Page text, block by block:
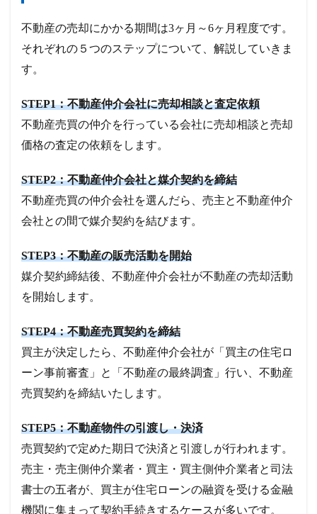
不動産の売却にかかる期間は3ヶ月～6ヶ月程度です。
それぞれの５つのステップについて、解説していきま
す。
STEP1：不動産仲介会社に売却相談と査定依頼
不動産売買の仲介を行っている会社に売却相談と売却
価格の査定の依頼をします。
STEP2：不動産仲介会社と媒介契約を締結
不動産売買の仲介会社を選んだら、売主と不動産仲介
会社との間で媒介契約を結びます。
STEP3：不動産の販売活動を開始
媒介契約締結後、不動産仲介会社が不動産の売却活動
を開始します。
STEP4：不動産売買契約を締結
買主が決定したら、不動産仲介会社が「買主の住宅ロ
ーン事前審査」と「不動産の最終調査」行い、不動産
売買契約を締結いたします。
STEP5：不動産物件の引渡し・決済
売買契約で定めた期日で決済と引渡しが行われます。
売主・売主側仲介業者・買主・買主側仲介業者と司法
書士の五者が、買主が住宅ローンの融資を受ける金融
機関に集まって契約手続きするケースが多いです。